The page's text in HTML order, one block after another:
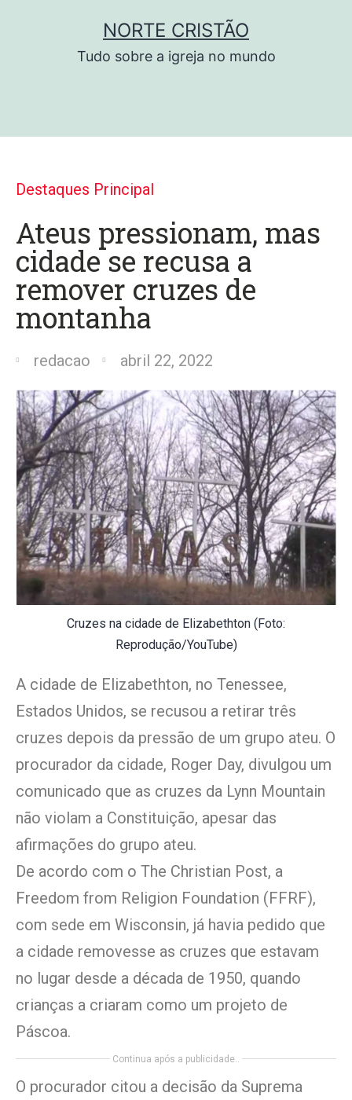
NORTE CRISTÃO
Tudo sobre a igreja no mundo
Destaques Principal
Ateus pressionam, mas
cidade se recusa a
remover cruzes de
montanha
redacao abril 22, 2022
Cruzes na cidade de Elizabethton (Foto:
Reprodução/YouTube)
A cidade de Elizabethton, no Tenessee,
Estados Unidos, se recusou a retirar três
cruzes depois da pressão de um grupo ateu. O
procurador da cidade, Roger Day, divulgou um
comunicado que as cruzes da Lynn Mountain
não violam a Constituição, apesar das
afirmações do grupo ateu.
De acordo com o The Christian Post, a
Freedom from Religion Foundation (FFRF),
com sede em Wisconsin, já havia pedido que
a cidade removesse as cruzes que estavam
no lugar desde a década de 1950, quando
crianças a criaram como um projeto de
Páscoa.
Continua após a publicidade..
O procurador citou a decisão da Suprema